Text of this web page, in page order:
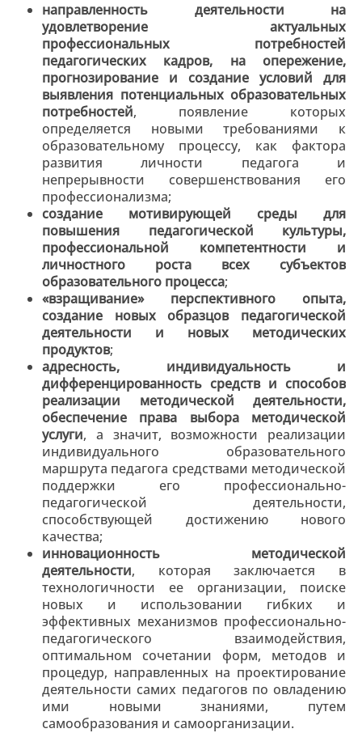
направленность деятельности на
удовлетворение актуальных
профессиональных потребностей
педагогических кадров, на опережение,
прогнозирование и создание условий для
выявления потенциальных образовательных
потребностей, появление которых
определяется новыми требованиями к
образовательному процессу, как фактора
развития личности педагога и
непрерывности совершенствования его
профессионализма;
создание мотивирующей среды для
повышения педагогической культуры,
профессиональной компетентности и
личностного роста всех субъектов
образовательного процесса;
«взращивание» перспективного опыта,
создание новых образцов педагогической
деятельности и новых методических
продуктов;
адресность, индивидуальность и
дифференцированность средств и способов
реализации методической деятельности,
обеспечение права выбора методической
услуги, а значит, возможности реализации
индивидуального образовательного
маршрута педагога средствами методической
поддержки его профессионально-
педагогической деятельности,
способствующей достижению нового
качества;
инновационность методической
деятельности, которая заключается в
технологичности ее организации, поиске
новых и использовании гибких и
эффективных механизмов профессионально-
педагогического взаимодействия,
оптимальном сочетании форм, методов и
процедур, направленных на проектирование
деятельности самих педагогов по овладению
ими новыми знаниями, путем
самообразования и самоорганизации.